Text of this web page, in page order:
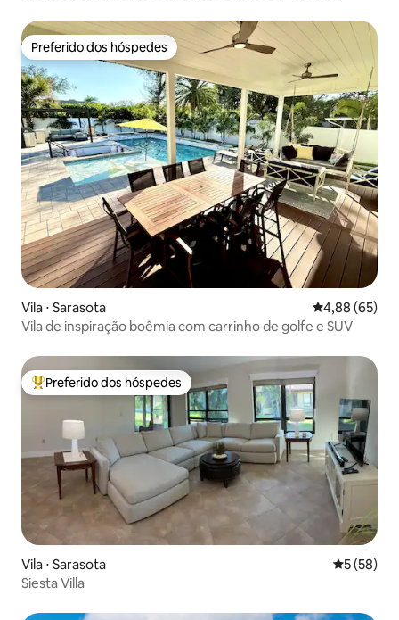
Preferido dos hóspedes
Preferido dos hóspedes
Vila ⋅ Sarasota 4,88 de uma
4,88 (65)
Vila de inspiração boêmia com carrinho de golfe e SUV
Entre os melhores preferidos dos hóspedes
Preferido dos hóspedes
Vila ⋅ Sarasota 5 de uma
5 (58)
Siesta Villa